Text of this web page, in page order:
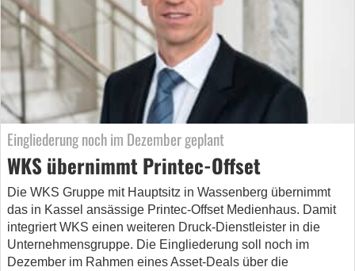
Eingliederung noch im Dezember geplant
WKS übernimmt Printec-Offset
Die WKS Gruppe mit Hauptsitz in Wassenberg übernimmt
das in Kassel ansässige Printec-Offset Medienhaus. Damit
integriert WKS einen weiteren Druck-Dienstleister in die
Unternehmensgruppe. Die Eingliederung soll noch im
Dezember im Rahmen eines Asset-Deals über die